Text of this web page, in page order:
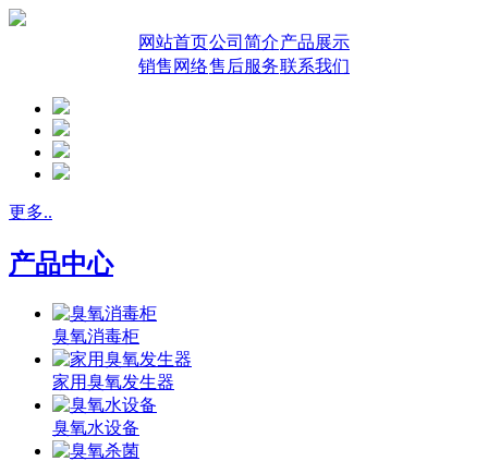
网站首页公司简介产品展示
销售网络售后服务联系我们
更多..
产品中心
臭氧消毒柜
家用臭氧发生器
臭氧水设备